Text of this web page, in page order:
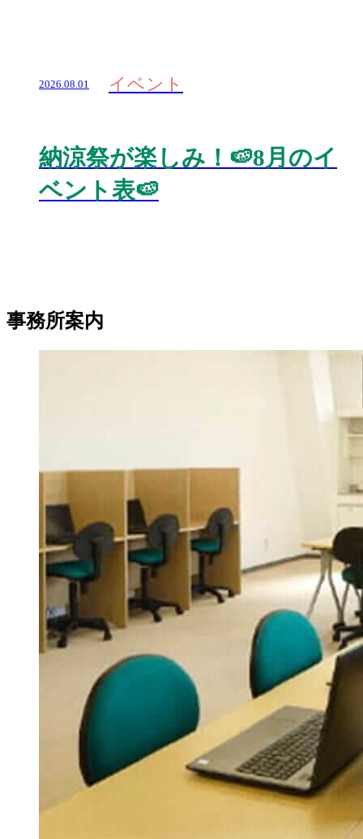
2026.08.01 イベント
納涼祭が楽しみ！🍉8月のイ
ベント表🍉
事務所案内